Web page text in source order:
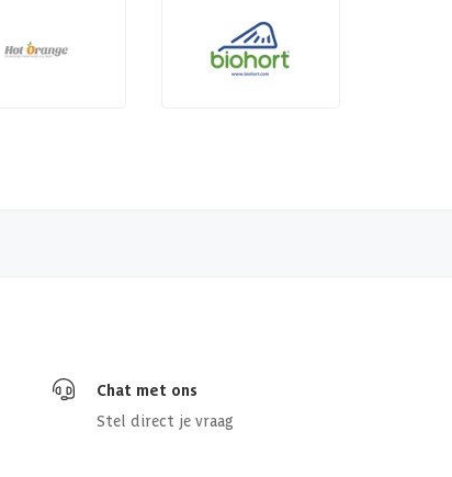
Chat met ons
Stel direct je vraag